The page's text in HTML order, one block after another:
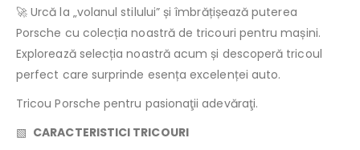
🚀 Urcă la „volanul stilului” și îmbrățișează puterea
Porsche cu colecția noastră de tricouri pentru mașini.
Explorează selecția noastră acum și descoperă tricoul
perfect care surprinde esența excelenței auto.
Tricou Porsche pentru pasionaţii adevăraţi.
▧ CARACTERISTICI TRICOURI